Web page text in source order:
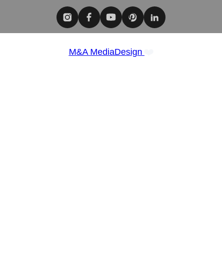
M&A MediaDesign